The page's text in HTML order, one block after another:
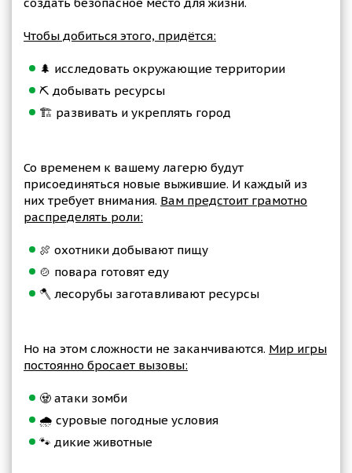
Чтобы добиться этого, придётся:
🌲 исследовать окружающие территории
⛏️ добывать ресурсы
🏗️ развивать и укреплять город
Со временем к вашему лагерю будут
присоединяться новые выжившие. И каждый из
них требует внимания. Вам предстоит грамотно
распределять роли:
🍖 охотники добывают пищу
🍲 повара готовят еду
🪓 лесорубы заготавливают ресурсы
Но на этом сложности не заканчиваются. Мир игры
постоянно бросает вызовы:
🧟 атаки зомби
🌧️ суровые погодные условия
🐾 дикие животные